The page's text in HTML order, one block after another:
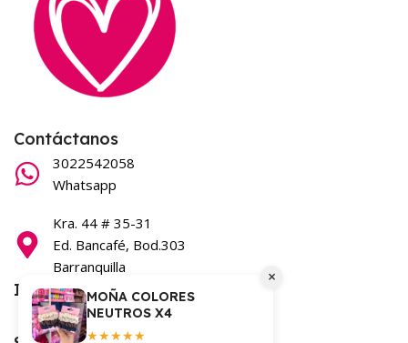
Contáctanos
3022542058
Whatsapp
Kra. 44 # 35-31
Ed. Bancafé, Bod.303
Barranquilla
Información
Términos y condiciones
×
MOÑA COLORES
NEUTROS X4
★★★★★